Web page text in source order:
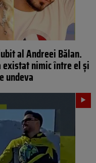
al Andreei Bălan.
existat nimic între el și
undeva